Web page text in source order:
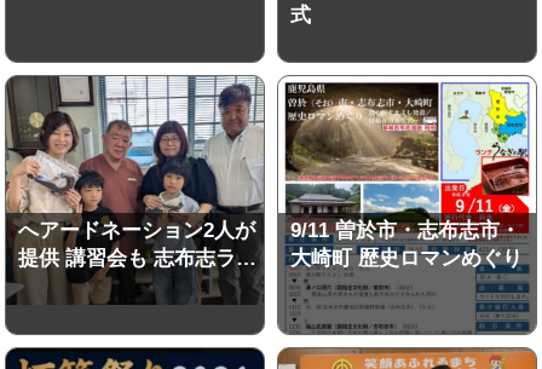
式
へアードネーション2人が
提供 講習会も 志布志ラ…
9/11 曽於市・志布志市・
大崎町 歴史ロマンめぐり